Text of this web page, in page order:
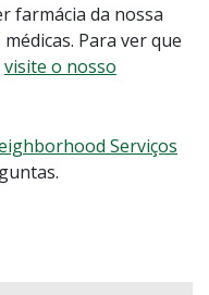
farmácia da nossa
Para ver que
visite o nosso
Serviços